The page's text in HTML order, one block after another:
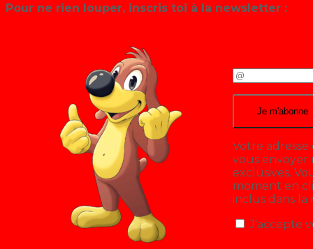
Pour ne rien louper, inscris toi à la newsletter :
Votre
vous
exclusives.
moment en
inclus dans la
J'accepte